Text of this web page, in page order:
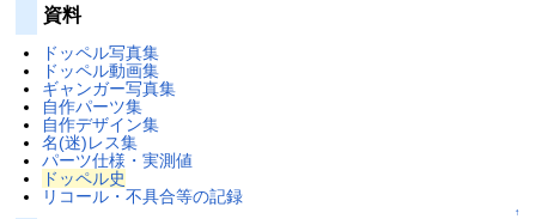
資料
ドッペル写真集
ドッペル動画集
ギャンガー写真集
自作パーツ集
自作デザイン集
名(迷)レス集
パーツ仕様・実測値
ドッペル史
リコール・不具合等の記録
↑